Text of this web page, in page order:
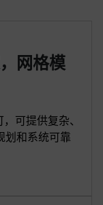
网格模
可提供复杂、
划和系统可靠